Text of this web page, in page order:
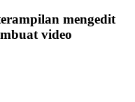
mengedit
video